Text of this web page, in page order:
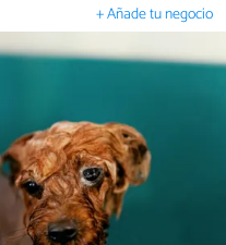
+ Añade tu negocio